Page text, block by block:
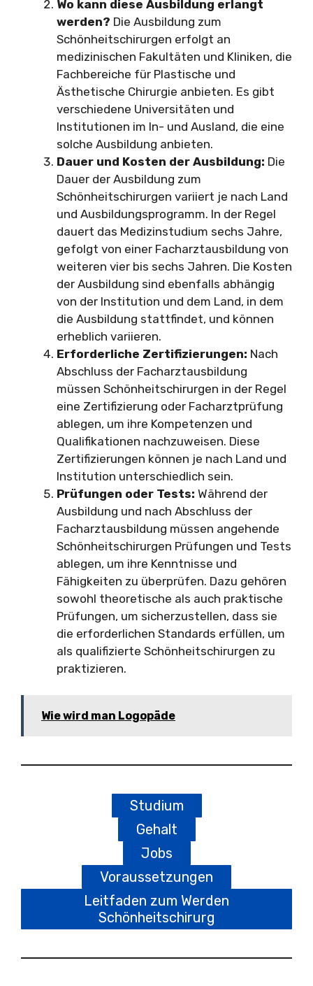
Wo kann diese Ausbildung erlangt
werden? Die Ausbildung zum
Schönheitschirurgen erfolgt an
medizinischen Fakultäten und Kliniken, die
Fachbereiche für Plastische und
Ästhetische Chirurgie anbieten. Es gibt
verschiedene Universitäten und
Institutionen im In- und Ausland, die eine
solche Ausbildung anbieten.
Dauer und Kosten der Ausbildung: Die
Dauer der Ausbildung zum
Schönheitschirurgen variiert je nach Land
und Ausbildungsprogramm. In der Regel
dauert das Medizinstudium sechs Jahre,
gefolgt von einer Facharztausbildung von
weiteren vier bis sechs Jahren. Die Kosten
der Ausbildung sind ebenfalls abhängig
von der Institution und dem Land, in dem
die Ausbildung stattfindet, und können
erheblich variieren.
Erforderliche Zertifizierungen: Nach
Abschluss der Facharztausbildung
müssen Schönheitschirurgen in der Regel
eine Zertifizierung oder Facharztprüfung
ablegen, um ihre Kompetenzen und
Qualifikationen nachzuweisen. Diese
Zertifizierungen können je nach Land und
Institution unterschiedlich sein.
Prüfungen oder Tests: Während der
Ausbildung und nach Abschluss der
Facharztausbildung müssen angehende
Schönheitschirurgen Prüfungen und Tests
ablegen, um ihre Kenntnisse und
Fähigkeiten zu überprüfen. Dazu gehören
sowohl theoretische als auch praktische
Prüfungen, um sicherzustellen, dass sie
die erforderlichen Standards erfüllen, um
als qualifizierte Schönheitschirurgen zu
praktizieren.
Wie wird man Logopäde
Studium
Gehalt
Jobs
Voraussetzungen
Leitfaden zum Werden
Schönheitschirurg